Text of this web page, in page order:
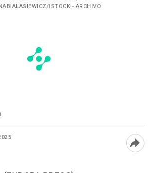
ISTOCK - ARCHIVO